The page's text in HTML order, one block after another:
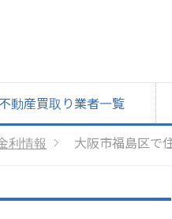
不動産買取り業者一覧
利情報 大阪市福島区で